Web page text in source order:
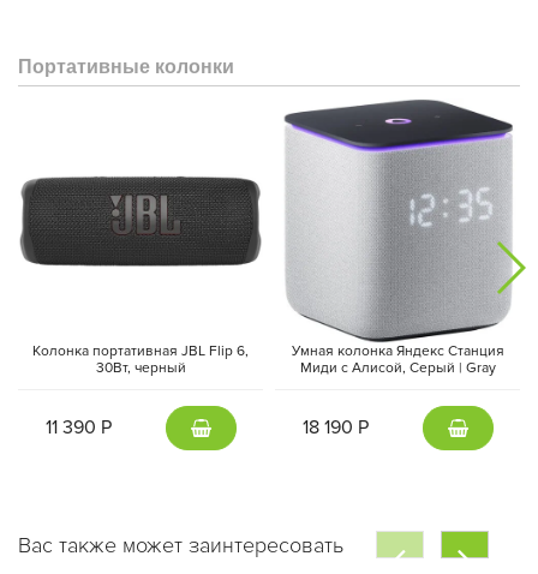
Портативные колонки
Колонка портативная JBL Flip 6,
30Вт, черный
11 390 Р
Умная колонка Яндекс Станция
Миди с Алисой, Cерый | Gray
18 190 Р
Вас также может заинтересовать